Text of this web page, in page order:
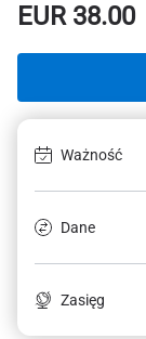
EUR38.00
Ważność
Dane
Zasięg